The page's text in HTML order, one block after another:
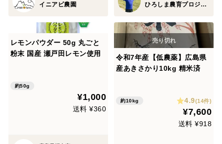
イニアビ農園 ひろしま農育プロジェクト
レモンパウダー 50g 丸ごと
粉末 国産 瀬戸田レモン使用
約50g
¥1,000
送料 ¥360
令和7年産【低農薬】広島県
産あきさかり10kg 精米済
約10kg 4.9(14件)
¥7,600
送料 ¥918